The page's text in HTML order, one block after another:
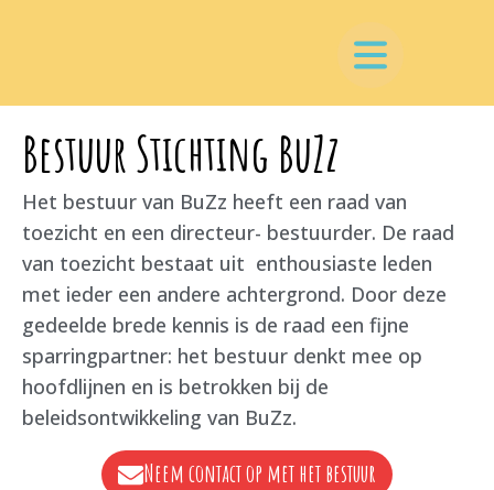
Bestuur Stichting BuZz
Het bestuur van BuZz heeft een raad van
toezicht en een directeur- bestuurder. De raad
van toezicht bestaat uit enthousiaste leden
met ieder een andere achtergrond. Door deze
gedeelde brede kennis is de raad een fijne
sparringpartner: het bestuur denkt mee op
hoofdlijnen en is betrokken bij de
beleidsontwikkeling van BuZz.
Neem contact op met het bestuur